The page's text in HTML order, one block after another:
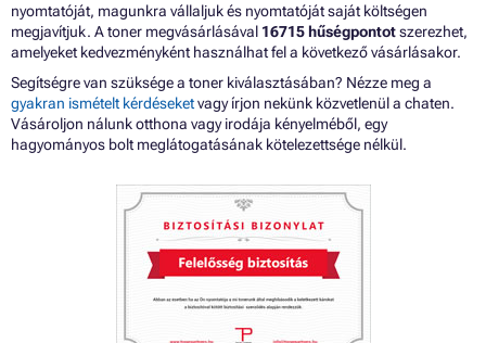
nyomtatóját, magunkra vállaljuk és nyomtatóját saját költségen
megjavítjuk. A toner megvásárlásával 16715 hűségpontotszerezhet,
amelyeket kedvezményként használhat fel a következő vásárlásakor.
Segítségre van szüksége a toner kiválasztásában? Nézze meg a
gyakran ismételt kérdéseketvagy írjon nekünk közvetlenül a chaten.
Vásároljon nálunk otthona vagy irodája kényelméből, egy
hagyományos bolt meglátogatásának kötelezettsége nélkül.